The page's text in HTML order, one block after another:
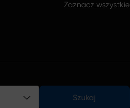
Zaznacz wszystkie
Szukaj